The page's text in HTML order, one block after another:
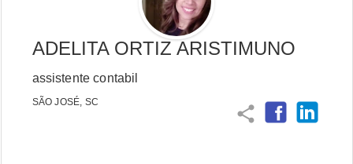
ADELITA ORTIZ ARISTIMUNO
assistente contabil
SÃO JOSÉ, SC
share